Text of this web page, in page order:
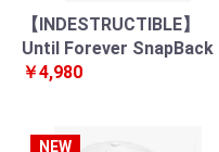
【INDESTRUCTIBLE】
Until Forever SnapBack
￥4,980
NEW